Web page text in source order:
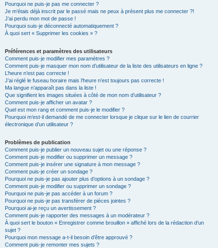
Pourquoi ne puis-je pas me connecter ?
Je m’étais déjà inscrit par le passé mais ne peux à présent plus me connecter ?!
J’ai perdu mon mot de passe !
Pourquoi suis-je déconnecté automatiquement ?
À quoi sert « Supprimer les cookies » ?
Préférences et paramètres des utilisateurs
Comment puis-je modifier mes paramètres ?
Comment puis-je masquer mon nom d’utilisateur de la liste des utilisateurs en ligne ?
L’heure n’est pas correcte !
J’ai réglé le fuseau horaire mais l’heure n’est toujours pas correcte !
Ma langue n’apparaît pas dans la liste !
Que signifient les images situées à côté de mon nom d’utilisateur ?
Comment puis-je afficher un avatar ?
Quel est mon rang et comment puis-je le modifier ?
Pourquoi m’est-il demandé de me connecter lorsque je clique sur le lien de courrier
électronique d’un utilisateur ?
Problèmes de publication
Comment puis-je publier un nouveau sujet ou une réponse ?
Comment puis-je modifier ou supprimer un message ?
Comment puis-je insérer une signature à mon message ?
Comment puis-je créer un sondage ?
Pourquoi ne puis-je pas ajouter plus d’options à un sondage ?
Comment puis-je modifier ou supprimer un sondage ?
Pourquoi ne puis-je pas accéder à un forum ?
Pourquoi ne puis-je pas transférer de pièces jointes ?
Pourquoi ai-je reçu un avertissement ?
Comment puis-je rapporter des messages à un modérateur ?
À quoi sert le bouton « Enregistrer comme brouillon » affiché lors de la rédaction d’un
sujet ?
Pourquoi mon message a-t-il besoin d’être approuvé ?
Comment puis-je remonter mes sujets ?